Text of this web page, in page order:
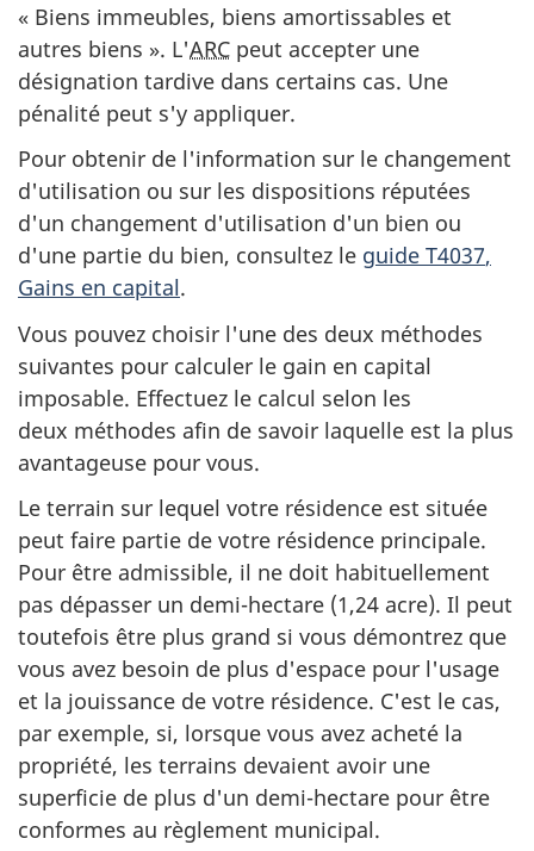
« Biens immeubles, biens amortissables et
autres biens ». L'ARC peut accepter une
désignation tardive dans certains cas. Une
pénalité peut s'y appliquer.
Pour obtenir de l'information sur le changement
d'utilisation ou sur les dispositions réputées
d'un changement d'utilisation d'un bien ou
d'une partie du bien, consultez le guide T4037,
Gains en capital.
Vous pouvez choisir l'une des deux méthodes
suivantes pour calculer le gain en capital
imposable. Effectuez le calcul selon les
deux méthodes afin de savoir laquelle est la plus
avantageuse pour vous.
Le terrain sur lequel votre résidence est située
peut faire partie de votre résidence principale.
Pour être admissible, il ne doit habituellement
pas dépasser un demi-hectare (1,24 acre). Il peut
toutefois être plus grand si vous démontrez que
vous avez besoin de plus d'espace pour l'usage
et la jouissance de votre résidence. C'est le cas,
par exemple, si, lorsque vous avez acheté la
propriété, les terrains devaient avoir une
superficie de plus d'un demi-hectare pour être
conformes au règlement municipal.